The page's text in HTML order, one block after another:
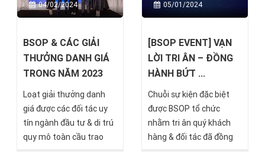
04/02/2024
BSOP & CÁC GIẢI
THƯỞNG DANH GIÁ
TRONG NĂM 2023
Loạt giải thưởng danh
giá được các đối tác uy
tín ngành đầu tư & di trú
quy mô toàn cầu trao
05/01/2024
[BSOP EVENT] VẠN
LỜI TRI ÂN – ĐỒNG
HÀNH BỨT ...
Chuỗi sự kiện đặc biệt
được BSOP tổ chức
nhằm tri ân quý khách
hàng & đối tác đã đồng